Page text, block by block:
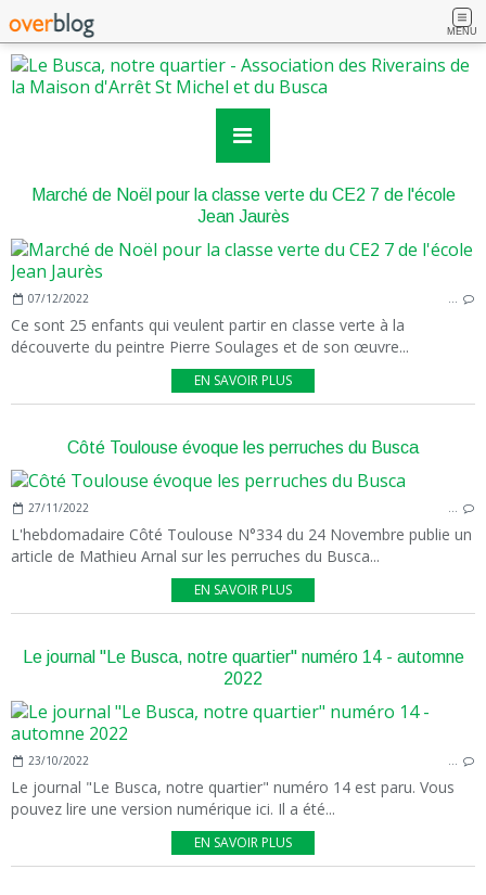
MENU
Marché de Noël pour la classe verte du CE2 7 de l'école
Jean Jaurès
07/12/2022 …
Ce sont 25 enfants qui veulent partir en classe verte à la
découverte du peintre Pierre Soulages et de son œuvre...
EN SAVOIR PLUS
Côté Toulouse évoque les perruches du Busca
27/11/2022 …
L'hebdomadaire Côté Toulouse N°334 du 24 Novembre publie un
article de Mathieu Arnal sur les perruches du Busca...
EN SAVOIR PLUS
Le journal "Le Busca, notre quartier" numéro 14 - automne
2022
23/10/2022 …
Le journal "Le Busca, notre quartier" numéro 14 est paru. Vous
pouvez lire une version numérique ici. Il a été...
EN SAVOIR PLUS